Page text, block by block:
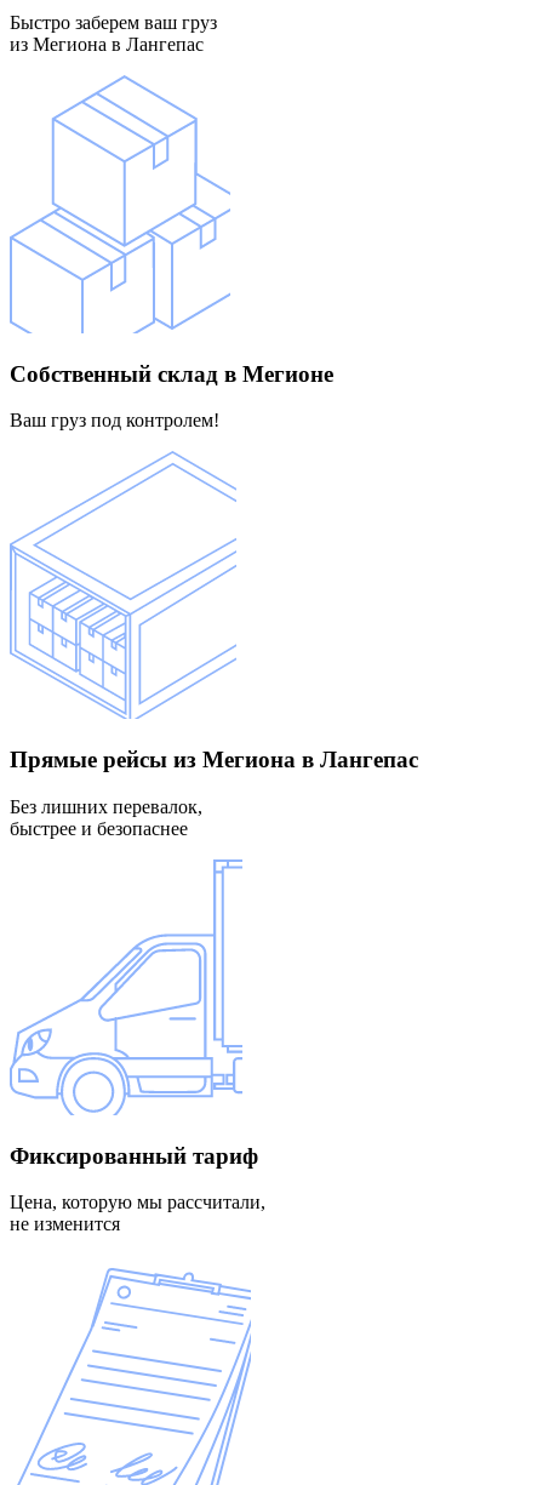
Быстро заберем ваш груз
из Мегиона в Лангепас
Собственный склад в Мегионе
Ваш груз под контролем!
Прямые рейсы из Мегиона в Лангепас
Без лишних перевалок,
быстрее и безопаснее
Фиксированный тариф
Цена, которую мы рассчитали,
не изменится